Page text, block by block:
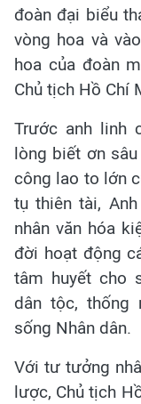
đoàn đại biểu
vòng hoa và
hoa của đoàn
Chủ tịch Hồ Chí
Trước anh linh
lòng biết ơn
công lao to lớn
tụ thiên tài,
nhân văn hóa
đời hoạt động
tâm huyết cho
dân tộc,
sống Nhân dân.
Với tư tưởng
lược, Chủ tịch